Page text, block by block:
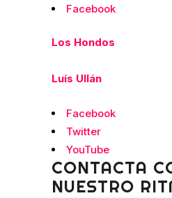
Facebook
Los Hondos
Luís Ullán
Facebook
Twitter
YouTube
CONTACTA
NUESTRO